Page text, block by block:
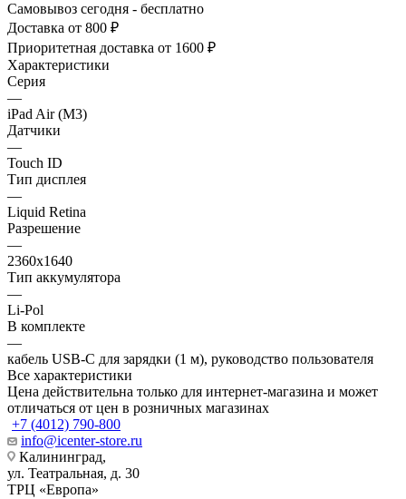
Самовывоз сегодня - бесплатно
Доставка от 800 ₽
Приоритетная доставка от 1600 ₽
Характеристики
Серия
—
iPad Air (M3)
Датчики
—
Touch ID
Тип дисплея
—
Liquid Retina
Разрешение
—
2360x1640
Тип аккумулятора
—
Li-Pol
В комплекте
—
кабель USB‑C для зарядки (1 м), руководство пользователя
Все характеристики
Цена действительна только для интернет-магазина и может
отличаться от цен в розничных магазинах
+7 (4012) 790-800
info@icenter-store.ru
Калининград,
ул. Театральная, д. 30
ТРЦ «Европа»